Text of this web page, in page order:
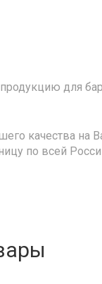
для
качества на
по всей